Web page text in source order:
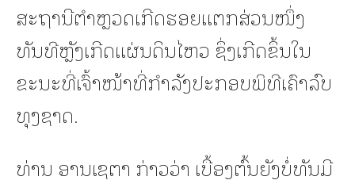
ສະຖານີຕຳຫຼວດເກີດຮອຍແຕກສ່ວນໜຶ່ງ
ທັນທີຫຼັງເກີດແຜ່ນດິນໄຫວ ຊຶ່ງເກີດຂຶ້ນໃນ
ຂະນະທີ່ເຈົ້າໜ້າທີ່ກຳລັງປະກອບພິທີເຄົາລົບ
ທຸງຊາດ.
ທ່ານ ອານເຊຕາ ກ່າວວ່າ ເບື້ອງຕົ້ນຍັງບໍ່ທັນມີ